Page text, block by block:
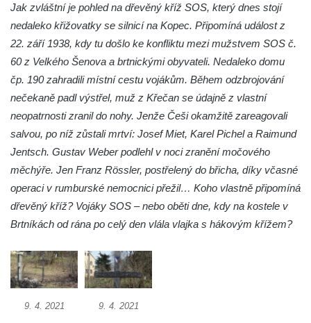
Pomník obětem 1. a 2. světové války na
náměstí J. V. Kamarýta ve Velešíně
Pomník obětem 1. a 2. světové války v
Pomník obětem 1. světové války v Dolním
Předoníně
Pomník obětem 2. světové války v Plavu
Pamětní deska obětem 1. světové války v
Plavu
Kenotaf Pepiho Meisela na hřbitově v
Dolním Podluží
Kenotaf Leopolda Malata na hřbitově v
Dolním Podluží
Kenotaf Antona Klause na hřbitově v
Jak zvláštní je pohled na dřevěný kříž SOS, který dnes stojí
nedaleko křižovatky se silnicí na Kopec. Připomíná událost z
22. září 1938, kdy tu došlo ke konfliktu mezi mužstvem SOS č.
60 z Velkého Šenova a brtnickými obyvateli. Nedaleko domu
čp. 190 zahradili místní cestu vojákům. Během odzbrojování
nečekaně padl výstřel, muž z Křečan se údajně z vlastní
neopatrnosti zranil do nohy. Jenže Češi okamžitě zareagovali
salvou, po níž zůstali mrtví: Josef Miet, Karel Pichel a Raimund
Jentsch. Gustav Weber podlehl v noci zranění močového
měchýře. Jen Franz Rössler, postřelený do břicha, díky včasné
operaci v rumburské nemocnici přežil… Koho vlastně připomíná
dřevěný kříž? Vojáky SOS – nebo oběti dne, kdy na kostele v
Brtníkách od rána po celý den vlála vlajka s hákovým křížem?
9. 4. 2021 9. 4. 2021